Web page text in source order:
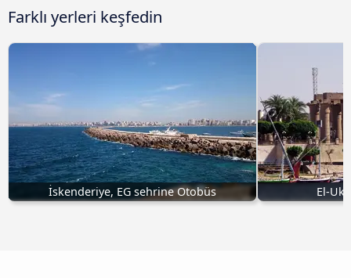
Farklı yerleri keşfedin
İskenderiye, EG sehrine Otobüs El-